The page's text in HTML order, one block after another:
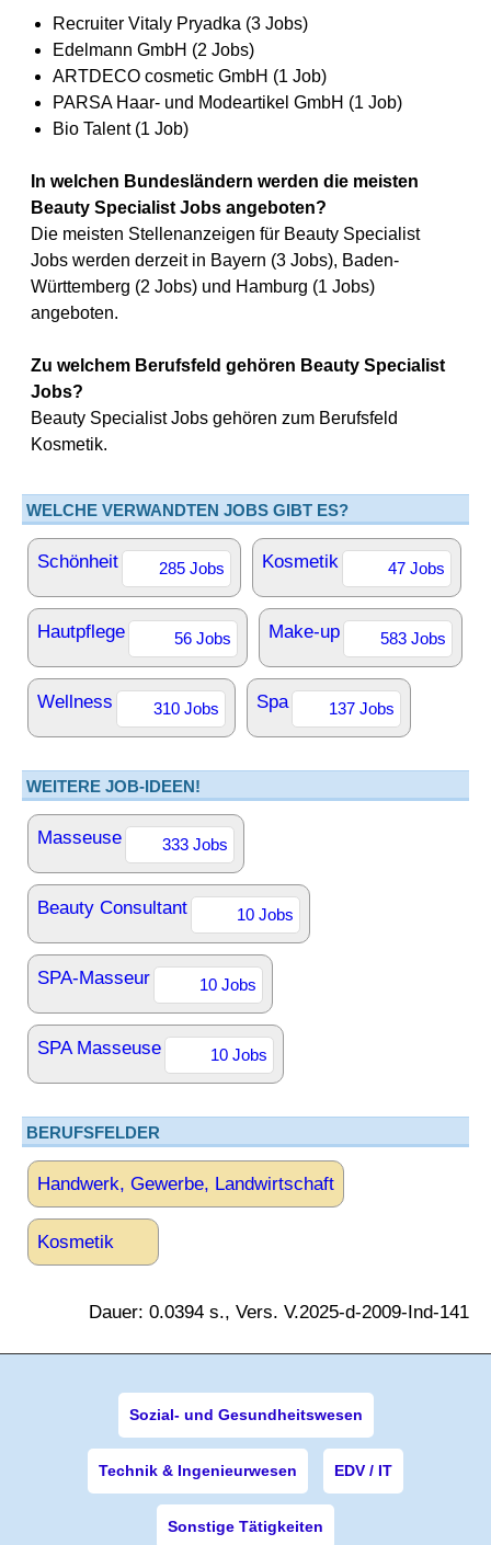
Recruiter Vitaly Pryadka (3 Jobs)
Edelmann GmbH (2 Jobs)
ARTDECO cosmetic GmbH (1 Job)
PARSA Haar- und Modeartikel GmbH (1 Job)
Bio Talent (1 Job)
In welchen Bundesländern werden die meisten
Beauty Specialist Jobs angeboten?
Die meisten Stellenanzeigen für Beauty Specialist
Jobs werden derzeit in Bayern (3 Jobs), Baden-
Württemberg (2 Jobs) und Hamburg (1 Jobs)
angeboten.
Zu welchem Berufsfeld gehören Beauty Specialist
Jobs?
Beauty Specialist Jobs gehören zum Berufsfeld
Kosmetik.
WELCHE VERWANDTEN JOBS GIBT ES?
Schönheit 285 Jobs Kosmetik 47 Jobs
Hautpflege 56 Jobs Make-up 583 Jobs
Wellness 310 Jobs Spa 137 Jobs
WEITERE JOB-IDEEN!
Masseuse 333 Jobs
Beauty Consultant 10 Jobs
SPA-Masseur 10 Jobs
SPA Masseuse 10 Jobs
BERUFSFELDER
Handwerk, Gewerbe, Landwirtschaft
Kosmetik
Dauer: 0.0394 s., Vers. V.2025-d-2009-Ind-141
Sozial- und Gesundheitswesen
Technik & Ingenieurwesen EDV / IT
Sonstige Tätigkeiten